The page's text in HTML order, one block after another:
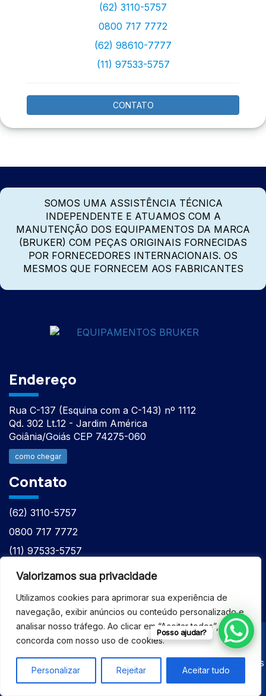
Valorizamos sua privacidade
Utilizamos cookies para aprimorar sua experiência de
navegação, exibir anúncios ou conteúdo personalizado e
analisar nosso tráfego. Ao clicar em “Aceitar todos”, você
concorda com nosso uso de cookies.
Personalizar Rejeitar Aceitar tudo
(62) 3110-5757
0800 717 7772
(62) 98610-7777
(11) 97533-5757
CONTATO
SOMOS UMA ASSISTÊNCIA TÉCNICA
INDEPENDENTE E ATUAMOS COM A
MANUTENÇÃO DOS EQUIPAMENTOS DA MARCA
(BRUKER) COM PEÇAS ORIGINAIS FORNECIDAS
POR FORNECEDORES INTERNACIONAIS. OS
MESMOS QUE FORNECEM AOS FABRICANTES
Endereço
Rua C-137 (Esquina com a C-143) nº 1112
Qd. 302 Lt.12 - Jardim América
Goiânia/Goiás CEP 74275-060
como chegar
Contato
(62) 3110-5757
0800 717 7772
(11) 97533-5757
(62) 98610-7777
© 2026 - ASSISTÊNCIA TÉCNICA ESPECIALIZADA
EQUIPAMENTOS BRUKER - Todos os direitos reservados
Posso ajudar?